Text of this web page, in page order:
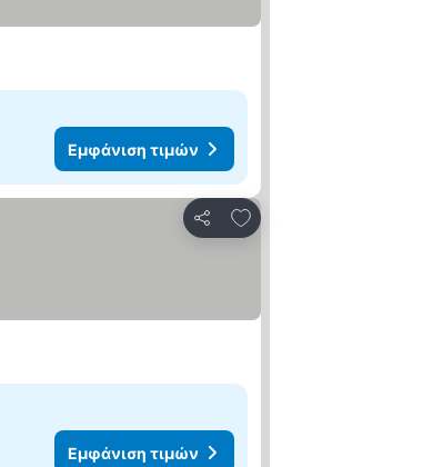
Εμφάνιση τιμών
Κοινοποίηση
Προσθήκη στα αγαπημένα
Εμφάνιση τιμών